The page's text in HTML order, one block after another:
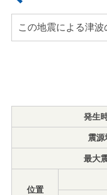
この地震による津波
発生
震源
最大
位置